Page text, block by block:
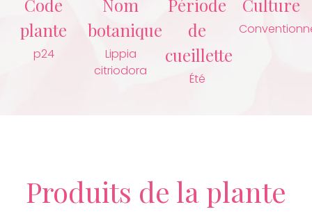
Code
plante
p24
Nom
botanique
Lippia
citriodora
Période
de
cueillette
Été
Culture
Produits de la plante